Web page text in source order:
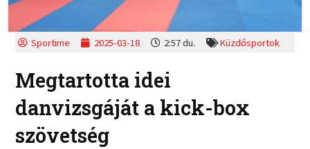
Sportime 2025-03-18 2:57 du. Küzdősportok
Megtartotta idei
danvizsgáját a kick-box
szövetség